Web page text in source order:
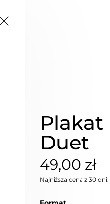
Plakat
Duet
49,00 zł
Najniższa cena z 30 dni: